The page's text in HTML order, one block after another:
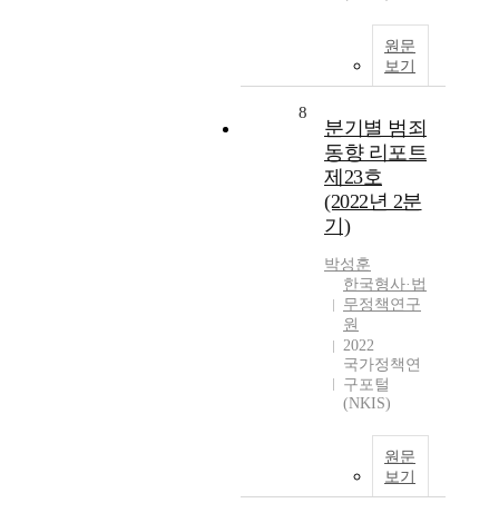
원문
보기
8
분기별 범죄
동향 리포트
제23호
(2022년 2분
기)
박성훈
한국형사·법
무정책연구
원
2022
국가정책연
구포털
(NKIS)
원문
보기